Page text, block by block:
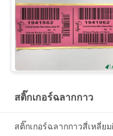
สติ๊กเกอร์ฉลากกาว
สติ๊กเกอร์ฉลากกาวสี่เหลี่ยม